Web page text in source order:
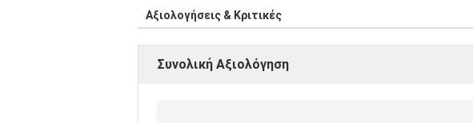
Αξιολογήσεις & Κριτικές
Συνολική Αξιολόγηση